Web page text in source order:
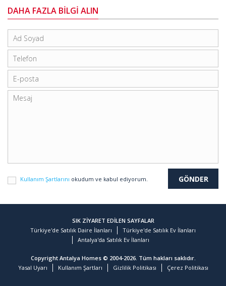
DAHA FAZLA BİLGİ ALIN
Kullanım Şartlarını okudum ve kabul ediyorum.
SIK ZİYARET EDİLEN SAYFALAR
Türkiye'de Satılık Daire İlanları
Türkiye'de Satılık Ev İlanları
Antalya'da Satılık Ev İlanları
Copyright Antalya Homes © 2004-2026. Tüm hakları saklıdır.
Yasal Uyarı
Kullanım Şartları Gizlilik Politikası Çerez Politikası